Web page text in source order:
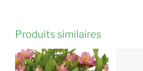
Produits similaires